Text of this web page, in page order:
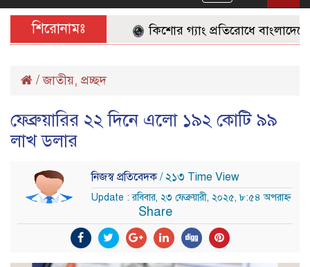
navigation
শিরোনামঃ কিশোর গ্যাং প্রতিরোধে
/জাতীয়, প্রচ্ছদ
ফেব্রুয়ারির ২২ দিনে এলো ১৯২ কোটি ৯৯
লাখ ডলার
নিজস্ব প্রতিবেদক/ ২১৩ Time View
Update : রবিবার, ২৩ ফেব্রুয়ারী, ২০২৫, ৮:৫৪ অপরাহ্ন
Share